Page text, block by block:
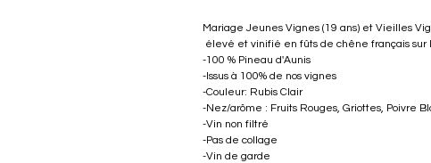
Mariage Jeunes Vignes (19 ans) et Vieilles
élevé et vinifié en fûts de chêne français sur
-100 % Pineau d'Aunis
-Issus à 100% de nos vignes
-Couleur: Rubis Clair
-Nez/arôme : Fruits Rouges, Griottes, Poivre
-Vin non filtré
-Pas de collage
-Vin de garde